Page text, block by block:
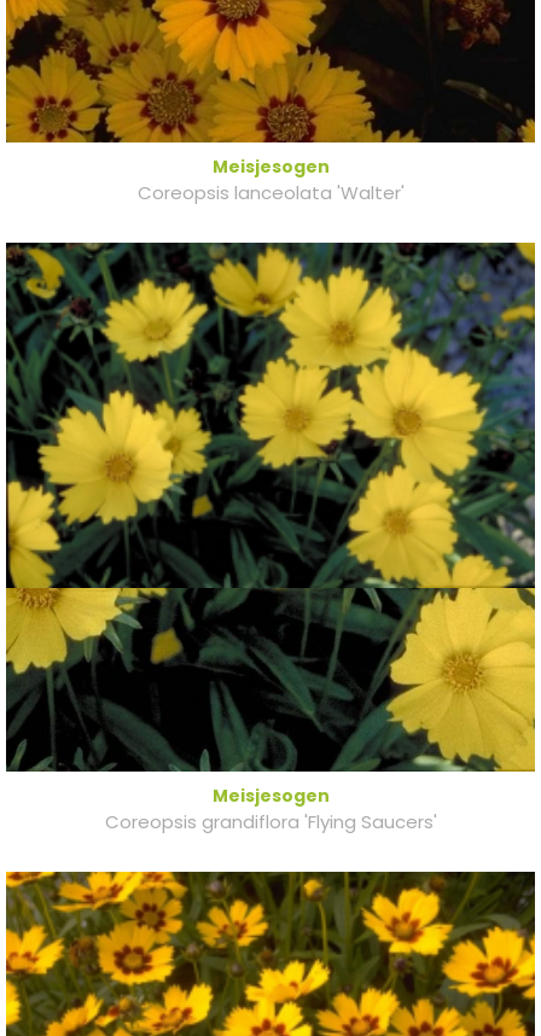
Meisjesogen
Coreopsis lanceolata 'Walter'
Meisjesogen
Coreopsis grandiflora 'Flying Saucers'